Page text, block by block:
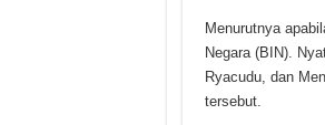
Menurutnya
Negara (BIN).
Ryacudu, dan
tersebut.